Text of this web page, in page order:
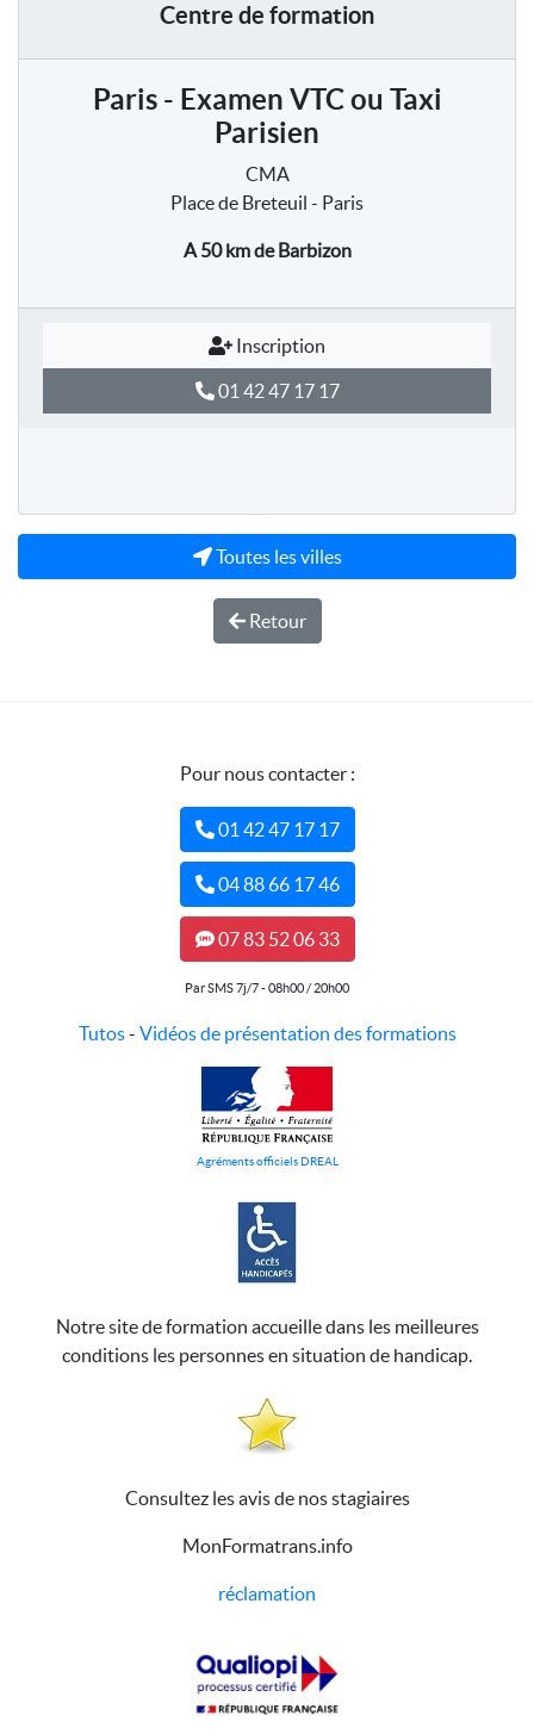
Centre de formation
Paris - Examen VTC ou Taxi
Parisien
CMA
Place de Breteuil - Paris
A 50 kmde Barbizon
Inscription
01 42 47 17 17
Toutes les villes
Retour
Pour nous contacter :
01 42 47 17 17
04 88 66 17 46
07 83 52 06 33
Par SMS 7j/7 - 08h00 / 20h00
Tutos- Vidéos de présentation des formations
Agréments officiels DREAL
Notre site de formation accueille dans les meilleures
conditions les personnes en situation de handicap.
Consultez les avis de nos stagiaires
MonFormatrans.info
réclamation